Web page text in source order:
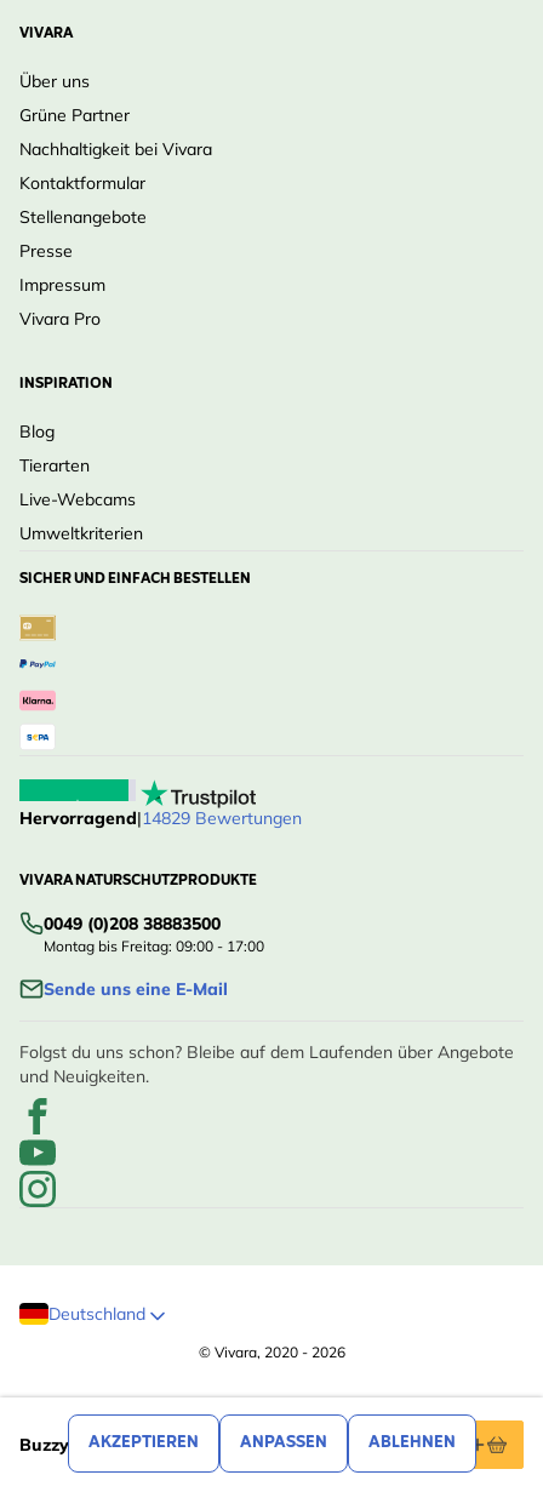
AKZEPTIEREN ANPASSEN ABLEHNEN
Buzzy® Organic Blumenmischung Bienen (BIO)2
Außerdem kommt das gesamte Saatgut von Buzzy
Das Saatgut von Buzzy Organic ist SKAL-zertifiziert,
stammt also garantiert aus biologischem Anbau.
Erleben Sie die Freude am Gärtnern und den vollen
Geschmack von selbstgezogenem Gemüse mit dem
Buzzy Organic-Saatgut von Vivara.
VIVARA
Über uns
Grüne Partner
Nachhaltigkeit bei Vivara
Kontaktformular
Stellenangebote
Presse
Impressum
Vivara Pro
INSPIRATION
Blog
Tierarten
Live-Webcams
Umweltkriterien
SICHER UND EINFACH BESTELLEN
Hervorragend|14829 Bewertungen
VIVARA NATURSCHUTZPRODUKTE
0049 (0)208 38883500
Montag bis Freitag: 09:00 - 17:00
Sende uns eine E-Mail
Folgst du uns schon? Bleibe auf dem Laufenden über Angebote
und Neuigkeiten.
Deutschland
© Vivara, 2020 - 2026